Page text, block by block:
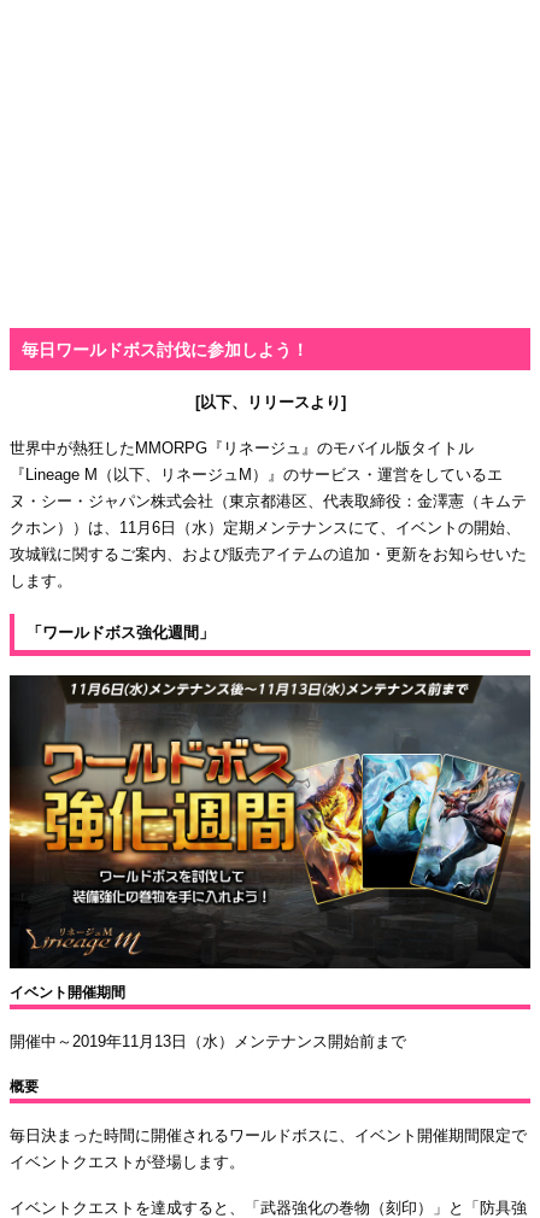
毎日ワールドボス討伐に参加しよう！
[以下、リリースより]
世界中が熱狂したMMORPG『リネージュ』のモバイル版タイトル
『Lineage M（以下、リネージュM）』のサービス・運営をしているエ
ヌ・シー・ジャパン株式会社（東京都港区、代表取締役：金澤憲（キムテ
クホン））は、11月6日（水）定期メンテナンスにて、イベントの開始、
攻城戦に関するご案内、および販売アイテムの追加・更新をお知らせいた
します。
「ワールドボス強化週間」
イベント開催期間
開催中～2019年11月13日（水）メンテナンス開始前まで
概要
毎日決まった時間に開催されるワールドボスに、イベント開催期間限定で
イベントクエストが登場します。
イベントクエストを達成すると、「武器強化の巻物（刻印）」と「防具強